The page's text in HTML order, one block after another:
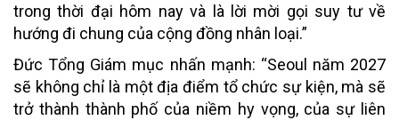
trong thời đại hôm nay và là lời mời gọi suy tư về
hướng đi chung của cộng đồng nhân loại.”
Đức Tổng Giám mục nhấn mạnh: “Seoul năm 2027
sẽ không chỉ là một địa điểm tổ chức sự kiện, mà sẽ
trở thành thành phố của niềm hy vọng, của sự liên